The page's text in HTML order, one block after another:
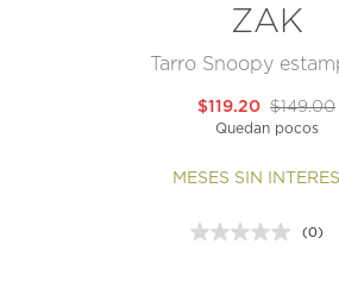
ZAK
Tarro Snoopy
$149.00
$119.20
Quedan pocos
MESES SIN
Sin
(0)